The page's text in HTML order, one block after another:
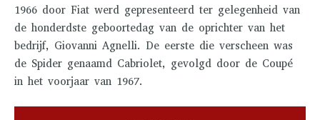
1966 door Fiat werd gepresenteerd ter gelegenheid van
de honderdste geboortedag van de oprichter van het
bedrijf, Giovanni Agnelli. De eerste die verscheen was
de Spider genaamd Cabriolet, gevolgd door de Coupé
in het voorjaar van 1967.